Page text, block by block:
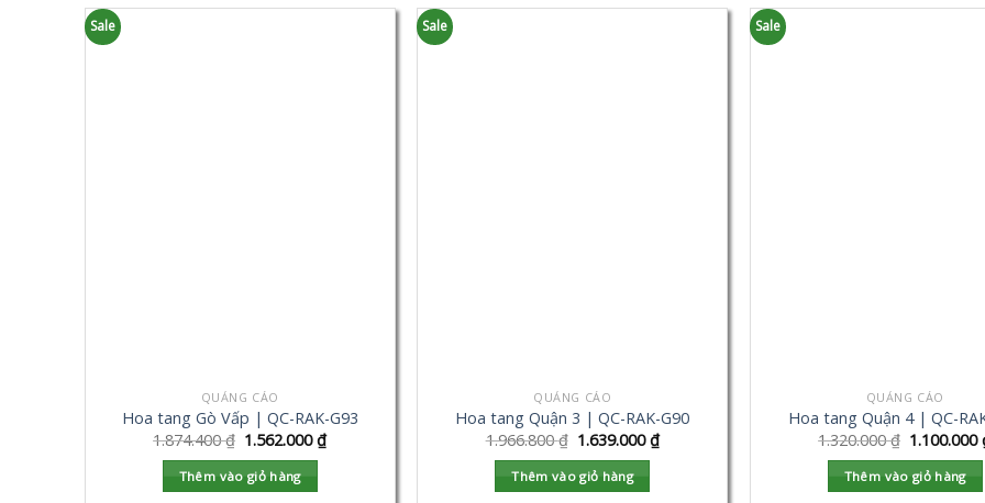
Sale
QUẢNG CÁO
Hoa tang Gò Vấp | QC-RAK-G93
1.874.400₫ 1.562.000₫
Thêm vào giỏ hàng
Sale
QUẢNG CÁO
Hoa tang Quận 3 | QC-RAK-G90
1.966.800₫ 1.639.000₫
Thêm vào giỏ hàng
Sale
QUẢNG CÁO
Hoa tang Quận 4 | QC-
1.320.000₫ 1.100.000
Thêm vào giỏ hàng